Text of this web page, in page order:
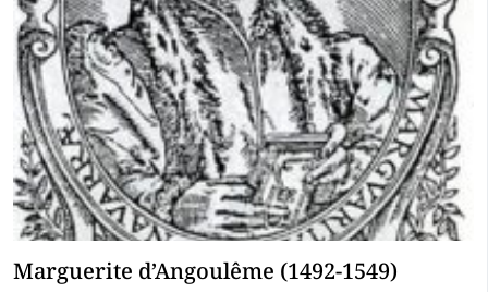
Marguerite d’Angoulême (1492-1549)